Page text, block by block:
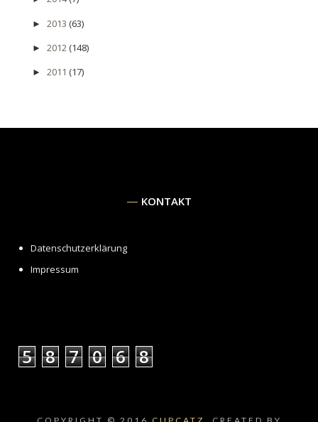
► 2013 (63)
► 2012(148)
► 2011 (17)
KONTAKT
Datenschutzerklärung
Impressum
5 8 7 0 6 8